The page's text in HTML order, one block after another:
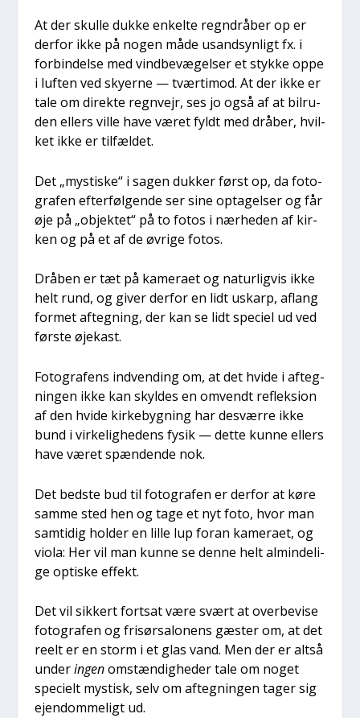
At der skul­le duk­ke enkel­te regn­drå­ber op er
der­for ikke på nogen måde usand­syn­ligt fx. i
for­bin­del­se med vind­be­væ­gel­ser et styk­ke oppe
i luf­ten ved sky­er­ne — tvær­ti­mod. At der ikke er
tale om direk­te regn­vejr, ses jo også af at bil­r­u­
den ellers vil­le have været fyldt med drå­ber, hvil­
ket ikke er til­fæl­det.
Det „mysti­ske“ i sagen duk­ker først op, da foto­
gra­fen efter­føl­gen­de ser sine opta­gel­ser og får
øje på „objek­tet“ på to fotos i nær­he­den af kir­
ken og på et af de øvri­ge fotos.
Drå­ben er tæt på kame­ra­et og natur­lig­vis ikke
helt rund, og giver der­for en lidt uskarp, aflang
for­met afteg­ning, der kan se lidt spe­ci­el ud ved
før­ste øje­kast.
Foto­gra­fens ind­ven­ding om, at det hvi­de i afteg­
nin­gen ikke kan skyl­des en omvendt reflek­sion
af den hvi­de kir­ke­byg­ning har desvær­re ikke
bund i vir­ke­lig­he­dens fysik — det­te kun­ne ellers
have været spæn­den­de nok.
Det bed­ste bud til foto­gra­fen er der­for at køre
sam­me sted hen og tage et nyt foto, hvor man
sam­ti­dig hol­der en lil­le lup for­an kame­ra­et, og
vio­la: Her vil man kun­ne se den­ne helt almin­de­li­
ge opti­ske effekt.
Det vil sik­kert fort­sat være svært at over­be­vi­se
foto­gra­fen og fri­sør­sa­lo­nens gæster om, at det
reelt er en storm i et glas vand. Men der er alt­så
underingenomstæn­dig­he­der tale om noget
spe­ci­elt mystisk, selv om afteg­nin­gen tager sig
ejen­dom­me­ligt ud.